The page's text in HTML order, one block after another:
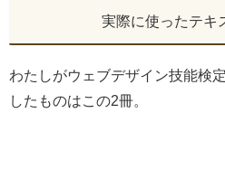
実際に使ったテキ
わたしがウェブデザイン技能検
したものはこの2冊。